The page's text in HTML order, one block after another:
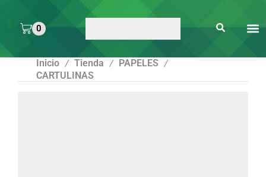
0
Inicio / Tienda / PAPELES /
CARTULINAS